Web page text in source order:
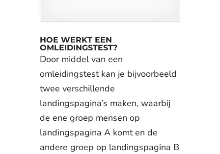
HOE WERKT EEN
OMLEIDINGSTEST?
Door middel van een
omleidingstest kan je bijvoorbeeld
twee verschillende
landingspagina’s maken, waarbij
de ene groep mensen op
landingspagina A komt en de
andere groep op landingspagina B